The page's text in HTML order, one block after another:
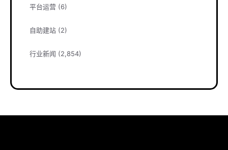
平台运营 (6)
自助建站 (2)
行业新闻 (2,854)